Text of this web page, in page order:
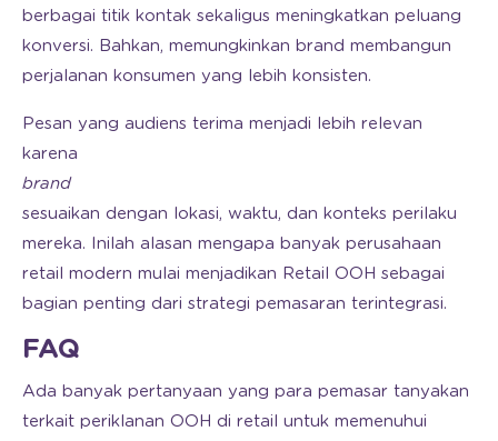
berbagai titik kontak sekaligus meningkatkan peluang
konversi. Bahkan, memungkinkan brand membangun
perjalanan konsumen yang lebih konsisten.
Pesan yang audiens terima menjadi lebih relevan
karena
brand
sesuaikan dengan lokasi, waktu, dan konteks perilaku
mereka. Inilah alasan mengapa banyak perusahaan
retail modern mulai menjadikan Retail OOH sebagai
bagian penting dari strategi pemasaran terintegrasi.
FAQ
Ada banyak pertanyaan yang para pemasar tanyakan
terkait periklanan OOH di retail untuk memenuhui